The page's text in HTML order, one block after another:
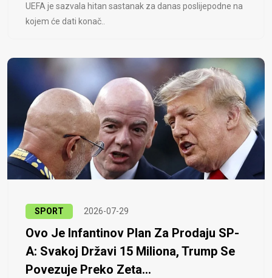
UEFA je sazvala hitan sastanak za danas poslijepodne na
kojem će dati konač..
SPORT 2026-07-29
Ovo Je Infantinov Plan Za Prodaju SP-
A: Svakoj Državi 15 Miliona, Trump Se
Povezuje Preko Zeta...